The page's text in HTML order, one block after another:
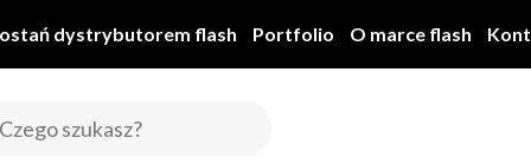
dystrybutorem flash Portfolio O marce flash